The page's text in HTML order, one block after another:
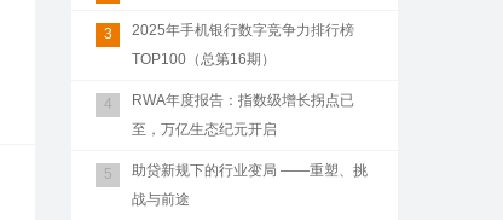
3
2025年手机银行数字竞争力排行榜
TOP100（总第16期）
4
RWA年度报告：指数级增长拐点已
至，万亿生态纪元开启
5
助贷新规下的行业变局 ——重塑、挑
战与前途